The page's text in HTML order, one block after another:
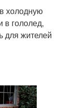
холодную
в гололед,
для жителей